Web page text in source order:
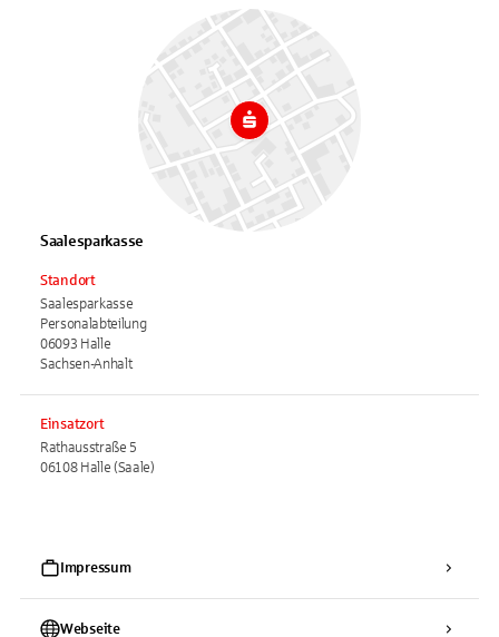
Saalesparkasse
Standort
Saalesparkasse
Personalabteilung
06093 Halle
Sachsen-Anhalt
Einsatzort
Rathausstraße 5
06108 Halle (Saale)
Impressum
Webseite